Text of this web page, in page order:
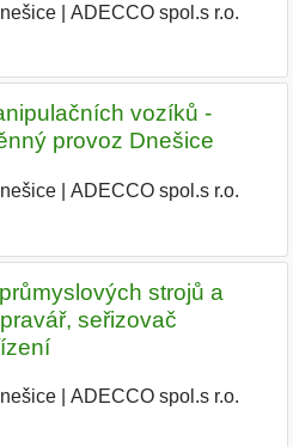
| ADECCO spol.s r.o.
vozíků -
provoz Dnešice
| ADECCO spol.s r.o.
strojů a
seřizovač
| ADECCO spol.s r.o.